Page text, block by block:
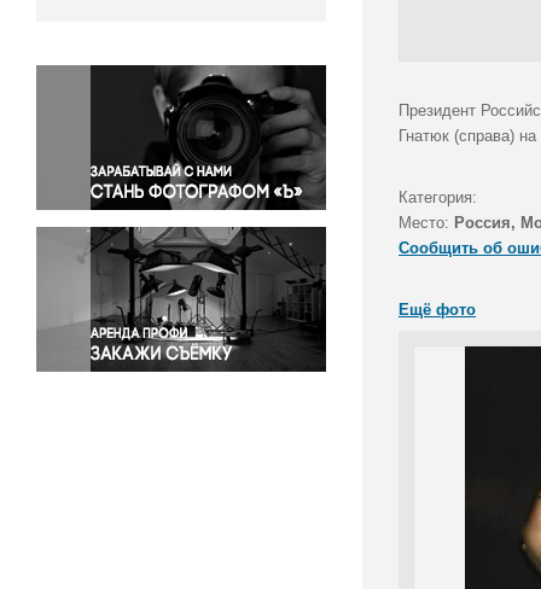
Окружающая среда
Политика
Правосудие
Происшествия и конфликты
Религия
Светская жизнь
Спорт
Экология
Экономика и бизнес
Президент
Гнатюк (справа)
Категория:
Место: Россия,
Сообщить об
Ещё фото